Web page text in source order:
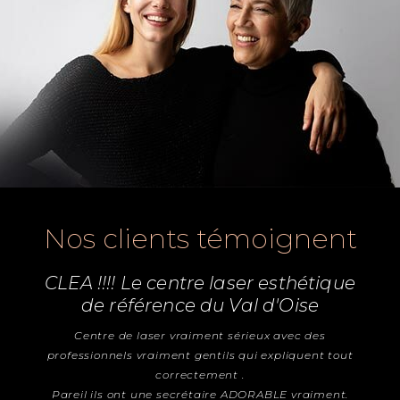
Nos clients témoignent
CLEA !!!! Le centre laser esthétique
de référence du Val d'Oise
Centre de laser vraiment sérieux avec des
professionnels vraiment gentils qui expliquent tout
correctement .
Pareil ils ont une secrétaire ADORABLE vraiment.